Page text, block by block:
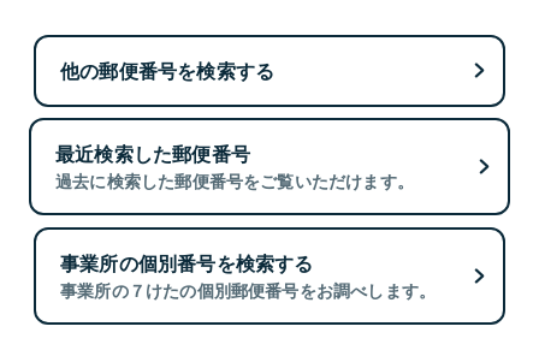
他の郵便番号を検索する
最近検索した郵便番号
過去に検索した郵便番号をご覧いただけます。
事業所の個別番号を検索する
事業所の７けたの個別郵便番号をお調べします。